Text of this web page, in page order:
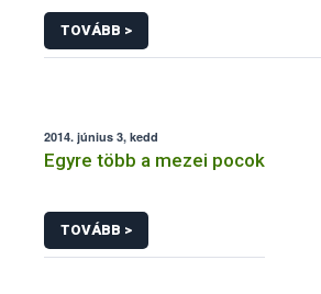
TOVÁBB >
2014. június 3, kedd
Egyre több a mezei pocok
TOVÁBB >